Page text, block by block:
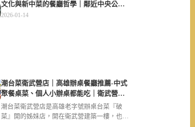
文化與新中菜的餐廳哲學｜鄰近中央公
園、大同醫院
2026-01-14
潮台菜衛武營店｜高雄辦桌餐廳推薦-中式
聚餐桌菜、個人小辦桌都能吃｜衛武營美
食必吃破菜姐妹店
潮台菜衛武營店是高雄老字號辦桌台菜『破
菜』開的姊妹店，開在衛武營建築一樓，也是